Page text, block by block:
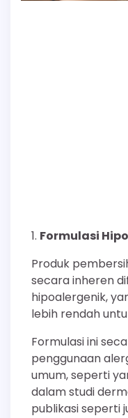
Formulasi
Produk
secara inheren
hipoalergenik,
lebih rendah
Formulasi ini
penggunaan
umum, seperti
dalam studi
publikasi seperti